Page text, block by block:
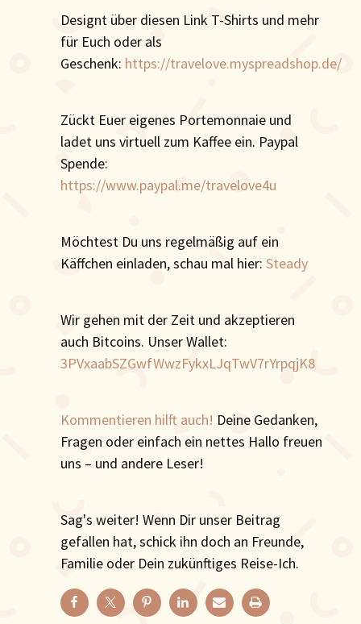
Designt über diesen Link T-Shirts und mehr
für Euch oder als
Geschenk: https://travelove.myspreadshop.de/
Zückt Euer eigenes Portemonnaie und
ladet uns virtuell zum Kaffee ein. Paypal
Spende:
https://www.paypal.me/travelove4u
Möchtest Du uns regelmäßig auf ein
Käffchen einladen, schau mal hier: Steady
Wir gehen mit der Zeit und akzeptieren
auch Bitcoins. Unser Wallet:
3PVxaabSZGwfWwzFykxLJqTwV7rYrpqjK8
Kommentieren hilft auch! Deine Gedanken,
Fragen oder einfach ein nettes Hallo freuen
uns – und andere Leser!
Sag's weiter! Wenn Dir unser Beitrag
gefallen hat, schick ihn doch an Freunde,
Familie oder Dein zukünftiges Reise-Ich.